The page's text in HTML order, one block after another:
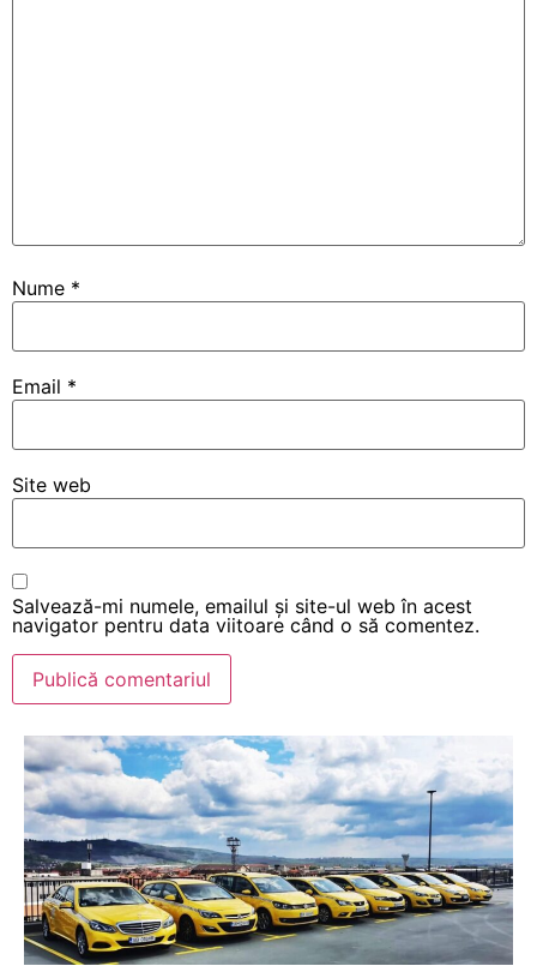
Nume *
Email *
Site web
Salvează-mi numele, emailul și site-ul web în acest
navigator pentru data viitoare când o să comentez.